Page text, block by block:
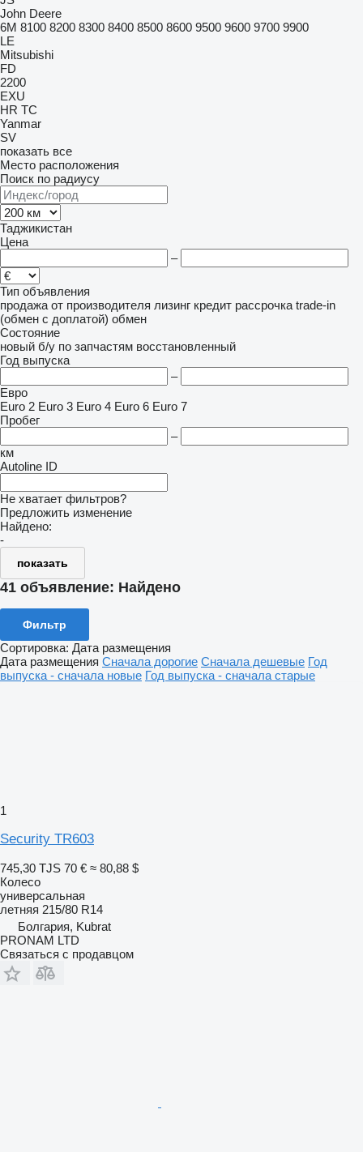
John Deere
6M 8100 8200 8300 8400 8500 8600 9500 9600 9700 9900
LE
Mitsubishi
FD
2200
EXU
HR TC
Yanmar
SV
показать все
Место расположения
Поиск по радиусу
Таджикистан
Цена
–
Тип объявления
продажа от производителя лизинг кредит рассрочка trade-in
(обмен с доплатой) обмен
Состояние
новый б/у по запчастям восстановленный
Год выпуска
–
Евро
Euro 2 Euro 3 Euro 4 Euro 6 Euro 7
Пробег
–
км
Autoline ID
Не хватает фильтров?
Предложить изменение
Найдено:
-
показать
41 объявление: Найдено
Фильтр
Сортировка: Дата размещения
Дата размещения Сначала дорогие Сначала дешевые Год
выпуска - сначала новые Год выпуска - сначала старые
1
Security TR603
745,30 TJS 70 € ≈ 80,88 $
Колесо
универсальная
летняя 215/80 R14
Болгария, Kubrat
PRONAM LTD
Связаться с продавцом